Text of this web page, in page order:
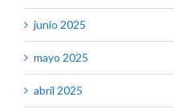
junio 2025
mayo 2025
abril 2025